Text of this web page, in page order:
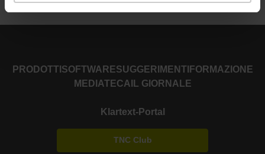
PRODOTTI SOFTWARESUGGERIMENTI FORMAZIONE
MEDIATECA IL GIORNALE
Klartext-Portal
TNC Club